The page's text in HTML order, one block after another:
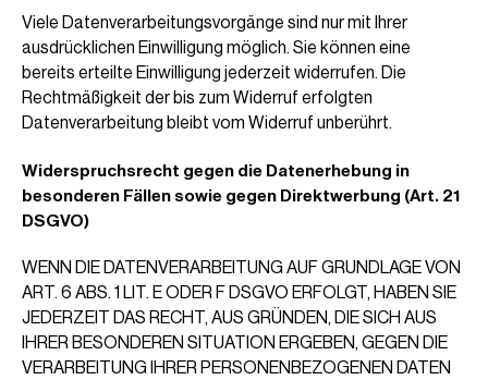
Viele Datenverarbeitungsvorgänge sind nur mit Ihrer
ausdrücklichen Einwilligung möglich. Sie können eine
bereits erteilte Einwilligung jederzeit widerrufen. Die
Rechtmäßigkeit der bis zum Widerruf erfolgten
Datenverarbeitung bleibt vom Widerruf unberührt.
Widerspruchsrecht gegen die Datenerhebung in
besonderen Fällen sowie gegen Direktwerbung (Art. 21
DSGVO)
WENN DIE DATENVERARBEITUNG AUF GRUNDLAGE VON
ART. 6 ABS. 1 LIT. E ODER F DSGVO ERFOLGT, HABEN SIE
JEDERZEIT DAS RECHT, AUS GRÜNDEN, DIE SICH AUS
IHRER BESONDEREN SITUATION ERGEBEN, GEGEN DIE
VERARBEITUNG IHRER PERSONENBEZOGENEN DATEN